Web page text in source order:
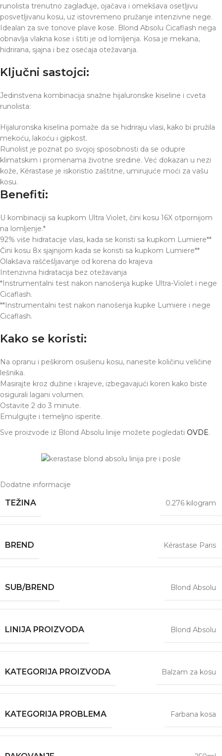
runolista trenutno zaglađuje, ojačava i omekšava osetljivu
posvetljivanu kosu, uz istovremeno pružanje intenzivne nege.
Idealan za sve tonove plave kose. Blond Absolu Cicaflash nega
obnavlja vlakna kose i štiti je od lomljenja. Kosa je mekana,
hidrirana, sjajna i bez osećaja otežavanja.
Ključni sastojci:
Jedinstvena kombinacija snažne hijaluronske kiseline i cveta
runolista:
Hijaluronska kiselina pomaže da se hidriraju vlasi, kako bi pružila
mekoću, lakoću i gipkost.
Runolist je poznat po svojoj sposobnosti da se odupre
klimatskim i promenama životne sredine. Već dokazan u nezi
kože, Kérastase je iskoristio zaštitne, umirujuće moći za vašu
kosu.
Benefiti:
U kombinaciji sa kupkom Ultra Violet, čini kosu 16X otpornijom
na lomljenje.*
92% više hidratacije vlasi, kada se koristi sa kupkom Lumiere**
Čini kosu 8x sjajnijom kada se koristi sa kupkom Lumiere**
Olakšava raščešljavanje od korena do krajeva
Intenzivna hidratacija bez otežavanja
*Instrumentalni test nakon nanošenja kupke Ultra-Violet i nege
Cicaflash.
**Instrumentalni test nakon nanošenja kupke Lumiere i nege
Cicaflash.
Kako se koristi:
Na opranu i peškirom osušenu kosu, nanesite količinu veličine
lešnika.
Masirajte kroz dužine i krajeve, izbegavajući koren kako biste
osigurali lagani volumen.
Ostavite 2 do 3 minute.
Emulgujte i temeljno isperite.
Sve proizvode iz Blond Absolu linije možete pogledati OVDE.
Dodatne informacije
TEŽINA 0.276 kilogram
BREND Kérastase Paris
SUB/BREND Blond Absolu
LINIJA PROIZVODA Blond Absolu
KATEGORIJA PROIZVODA Balzam za kosu
KATEGORIJA PROBLEMA Farbana kosa